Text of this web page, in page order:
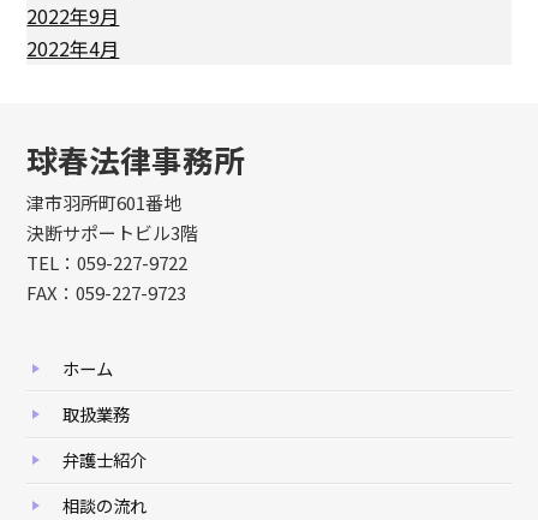
2022年9月
2022年4月
球春法律事務所
津市羽所町601番地
決断サポートビル3階
TEL：059-227-9722
FAX：059-227-9723
ホーム
取扱業務
弁護士紹介
相談の流れ